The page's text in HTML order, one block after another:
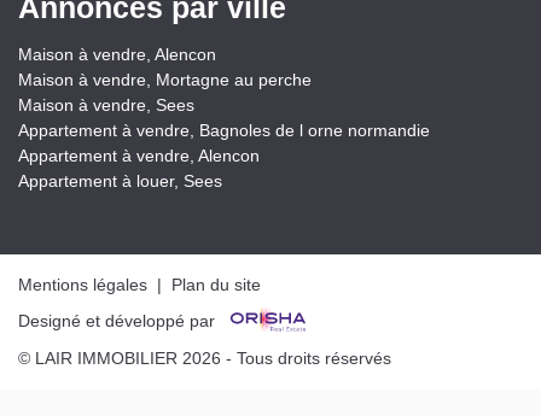
Annonces par ville
Maison à vendre, Alencon
Maison à vendre, Mortagne au perche
Maison à vendre, Sees
Appartement à vendre, Bagnoles de l orne normandie
Appartement à vendre, Alencon
Appartement à louer, Sees
Mentions légales | Plan du site
Designé et développé par
© LAIR IMMOBILIER 2026 - Tous droits réservés